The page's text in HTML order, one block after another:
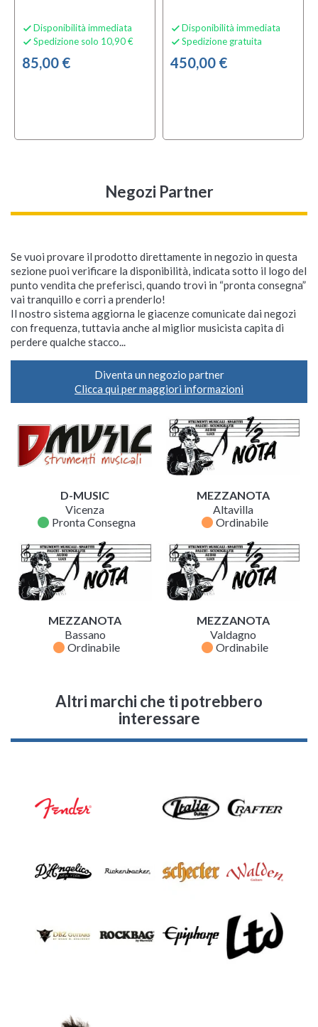
 Disponibilità immediata
 Spedizione solo 10,90 €
85,00 €
 Disponibilità immediata
 Spedizione gratuita
450,00 €
Negozi Partner
Se vuoi provare il prodotto direttamente in negozio in questa
sezione puoi verificare la disponibilità, indicata sotto il logo del
punto vendita che preferisci, quando trovi in “pronta consegna”
vai tranquillo e corri a prenderlo!
Il nostro sistema aggiorna le giacenze comunicate dai negozi
con frequenza, tuttavia anche al miglior musicista capita di
perdere qualche stacco...
Diventa un negozio partner
Clicca qui per maggiori informazioni
D-MUSIC
Vicenza
fiber_manual_record Pronta Consegna
MEZZANOTA
Altavilla
fiber_manual_record Ordinabile
MEZZANOTA
Bassano
fiber_manual_record Ordinabile
MEZZANOTA
Valdagno
fiber_manual_record Ordinabile
Altri marchi che ti potrebbero
interessare